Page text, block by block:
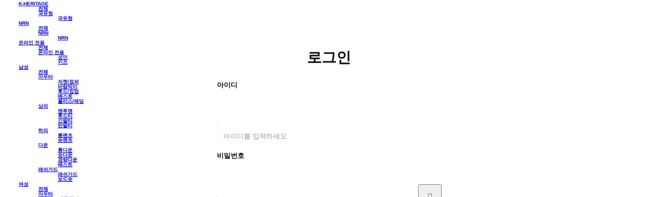
K-HERITAGE
전체
국유청
국유청
NRN
전체
NRN
NRN
온라인 전용
전체
온라인 전용
성인
키즈
남성
전체
아우터
자켓/점퍼
바람막이
후드/집업
베스트
플리스/패딩
상의
맨투맨
후드티
긴팔티
반팔티
하의
롱팬츠
숏팬츠
다운
롱다운
숏다운
경량다운
베스트
래쉬가드
래쉬가드
보드숏
여성
전체
아우터
로그인
아이디
아이디를 입력하세요
비밀번호